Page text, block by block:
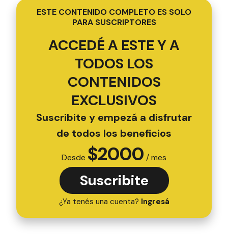
ESTE CONTENIDO COMPLETO ES SOLO
PARA SUSCRIPTORES
ACCEDÉ A ESTE Y A
TODOS LOS
CONTENIDOS
EXCLUSIVOS
Suscribite y empezá a disfrutar
de todos los beneficios
Desde $2000 / mes
Suscribite
¿Ya tenés una cuenta? Ingresá